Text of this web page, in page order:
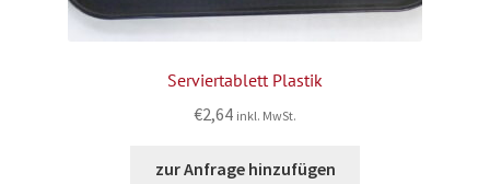
Serviertablett Plastik
€2,64 inkl. MwSt.
zur Anfrage hinzufügen